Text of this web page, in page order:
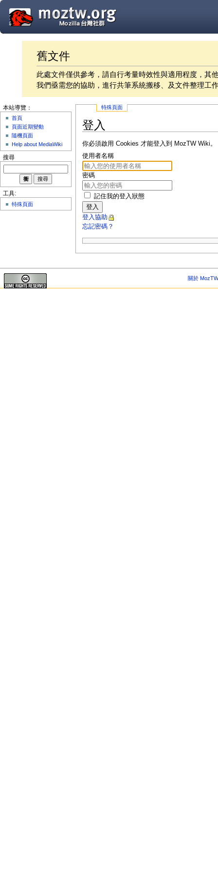
舊文件
此處文件僅供參考，請自行考量時效性與適用程度，其
我們亟需您的協助，進行共筆系統搬移、及文件整理工
特殊頁面
登入
你必須啟用 Cookies 才能登入到 MozTW Wiki。
使用者名稱
密碼
記住我的登入狀態
登入
登入協助
忘記密碼？
本站導覽：
首頁
頁面近期變動
隨機頁面
Help about MediaWiki
搜尋
工具:
特殊頁面
關於